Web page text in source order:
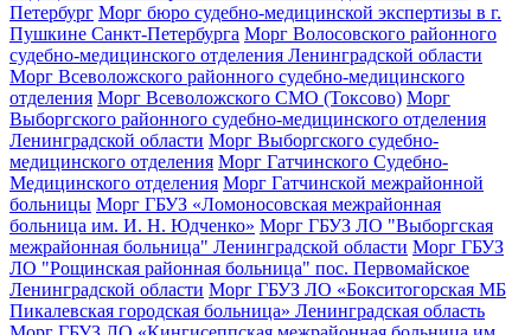
Петербург Морг бюро судебно-медицинской экспертизы в г.
Пушкине Санкт-Петербурга Морг Волосовского районного
судебно-медицинского отделения Ленинградской области
Морг Всеволожского районного судебно-медицинского
отделения Морг Всеволожского СМО (Токсово) Морг
Выборгского районного судебно-медицинского отделения
Ленинградской области Морг Выборгского судебно-
медицинского отделения Морг Гатчинского Судебно-
Медицинского отделения Морг Гатчинской межрайонной
больницы Морг ГБУЗ «Ломоносовская межрайонная
больница им. И. Н. Юдченко» Морг ГБУЗ ЛО "Выборгская
межрайонная больница" Ленинградской области Морг ГБУЗ
ЛО "Рощинская районная больница" пос. Первомайское
Ленинградской области Морг ГБУЗ ЛО «Бокситогорская МБ
Пикалевская городская больница» Ленинградская область